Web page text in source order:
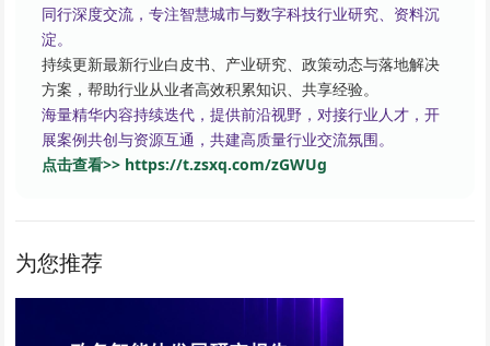
同行深度交流，专注智慧城市与数字科技行业研究、资料沉
淀。
持续更新最新行业白皮书、产业研究、政策动态与落地解决
方案，帮助行业从业者高效积累知识、共享经验。
海量精华内容持续迭代，提供前沿视野，对接行业人才，开
展案例共创与资源互通，共建高质量行业交流氛围。
点击查看>> https://t.zsxq.com/zGWUg
为您推荐